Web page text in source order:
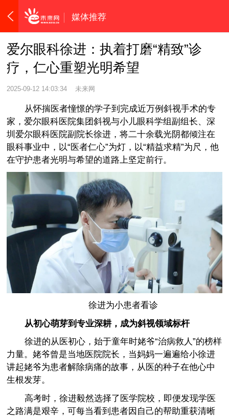
媒体推荐
爱尔眼科徐进：执着打磨“精致”诊
疗，仁心重塑光明希望
2025-09-12 14:03:34 未来网
从怀揣医者憧憬的学子到完成近万例斜视手术的专
家，爱尔眼科医院集团斜视与小儿眼科学组副组长、深
圳爱尔眼科医院副院长徐进，将二十余载光阴都倾注在
眼科事业中，以“医者仁心”为灯，以“精益求精”为尺，他
在守护患者光明与希望的道路上坚定前行。
徐进为小患者看诊
从初心萌芽到专业深耕，成为斜视领域标杆
徐进的从医初心，始于童年时姥爷“治病救人”的榜样
力量。姥爷曾是当地医院院长，当妈妈一遍遍给小徐进
讲起姥爷为患者解除病痛的故事，从医的种子在他心中
生根发芽。
高考时，徐进毅然选择了医学院校，即便发现学医
之路满是艰辛，可每当看到患者因自己的帮助重获清晰